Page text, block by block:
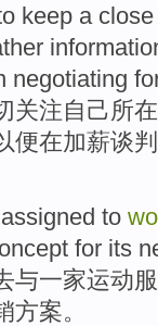
keep a close
negotiating
关注自己所
便在加薪谈判
to
for its
与一家运动
方案。